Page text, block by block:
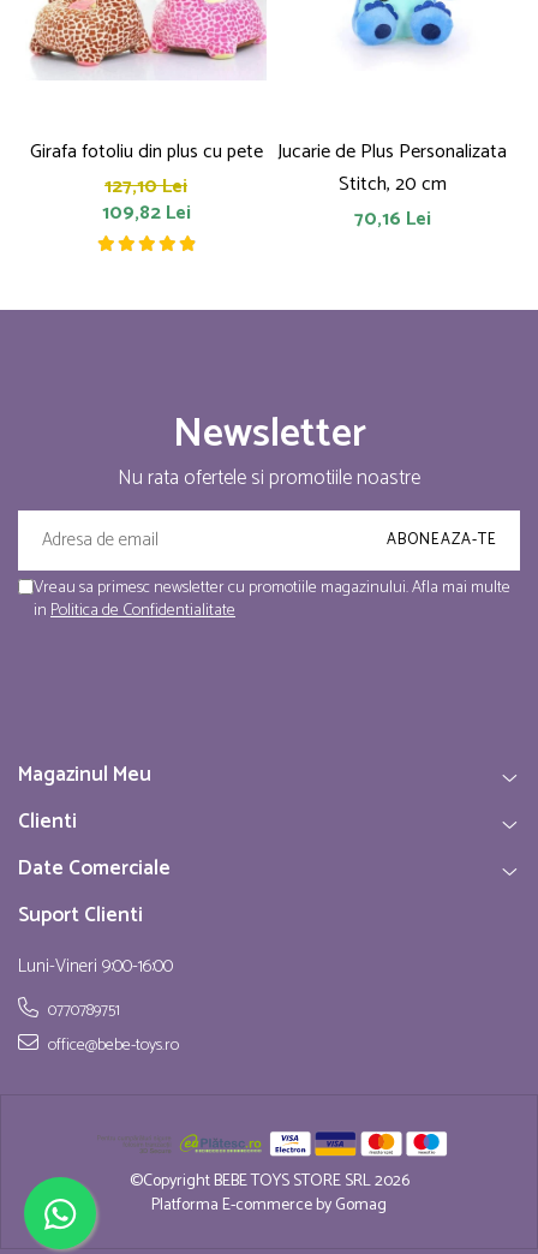
Girafa fotoliu din plus cu pete
127,10 Lei
109,82 Lei
Jucarie de Plus Personalizata
Stitch, 20 cm
70,16 Lei
Newsletter
Nu rata ofertele si promotiile noastre
Vreau sa primesc newsletter cu promotiile magazinului. Afla mai multe
inPolitica de Confidentialitate
Magazinul Meu
Clienti
Date Comerciale
Suport Clienti
Luni-Vineri 9:00-16:00
0770789751
office@bebe-toys.ro
©Copyright BEBE TOYS STORE SRL 2026
Platforma E-commerce by Gomag